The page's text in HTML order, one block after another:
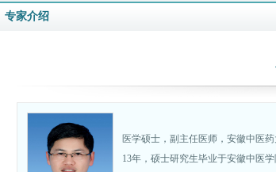
专家介绍
医学硕士，副主任医师，安徽中医
13年，硕士研究生毕业于安徽中医